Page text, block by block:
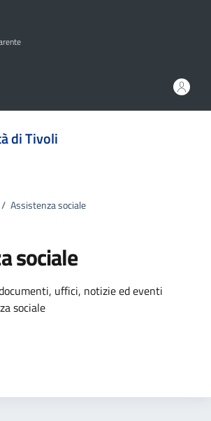
di Tivoli
/ Assistenza sociale
sociale
uffici, notizie ed eventi
sociale